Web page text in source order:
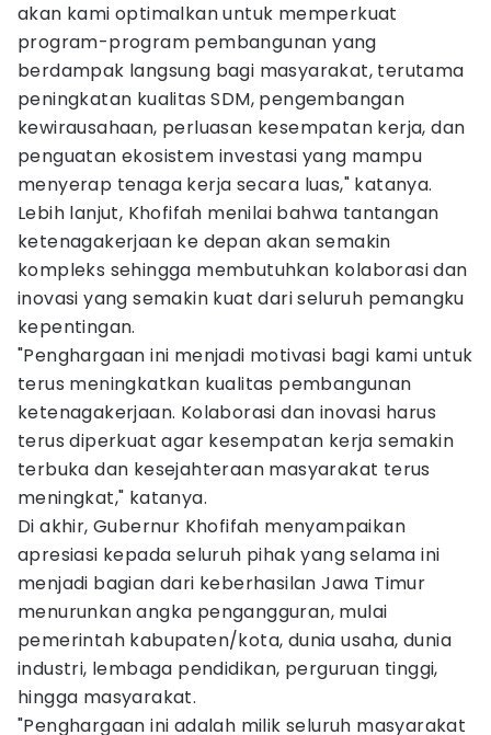
akan kami optimalkan untuk memperkuat
program-program pembangunan yang
berdampak langsung bagi masyarakat, terutama
peningkatan kualitas SDM, pengembangan
kewirausahaan, perluasan kesempatan kerja, dan
penguatan ekosistem investasi yang mampu
menyerap tenaga kerja secara luas," katanya.
Lebih lanjut, Khofifah menilai bahwa tantangan
ketenagakerjaan ke depan akan semakin
kompleks sehingga membutuhkan kolaborasi dan
inovasi yang semakin kuat dari seluruh pemangku
kepentingan.
"Penghargaan ini menjadi motivasi bagi kami untuk
terus meningkatkan kualitas pembangunan
ketenagakerjaan. Kolaborasi dan inovasi harus
terus diperkuat agar kesempatan kerja semakin
terbuka dan kesejahteraan masyarakat terus
meningkat," katanya.
Di akhir, Gubernur Khofifah menyampaikan
apresiasi kepada seluruh pihak yang selama ini
menjadi bagian dari keberhasilan Jawa Timur
menurunkan angka pengangguran, mulai
pemerintah kabupaten/kota, dunia usaha, dunia
industri, lembaga pendidikan, perguruan tinggi,
hingga masyarakat.
"Penghargaan ini adalah milik seluruh masyarakat